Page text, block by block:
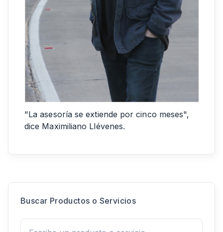
"La asesoría se extiende por cinco meses",
dice Maximiliano Llévenes.
Buscar Productos o Servicios